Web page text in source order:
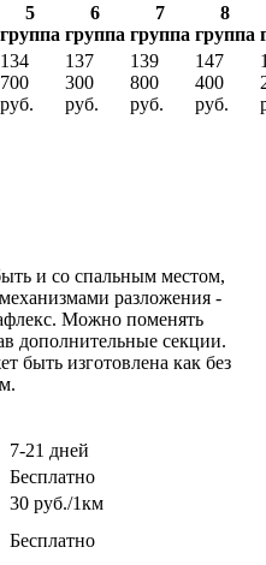
5
группа
6
группа
7
группа
8
группа
134
700
руб.
137
300
руб.
139
800
руб.
147
400
руб.
и со спальным местом,
разложения -
Можно поменять
дополнительные секции.
быть изготовлена как без
7-21 дней
Бесплатно
30 руб./1км
Бесплатно